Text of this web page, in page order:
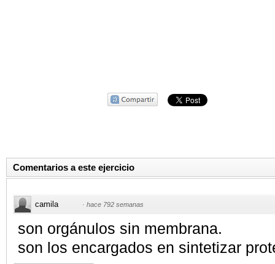
Comentarios a este ejercicio
camila · hace 792 semanas
son orgánulos sin membrana.
son los encargados en sintetizar